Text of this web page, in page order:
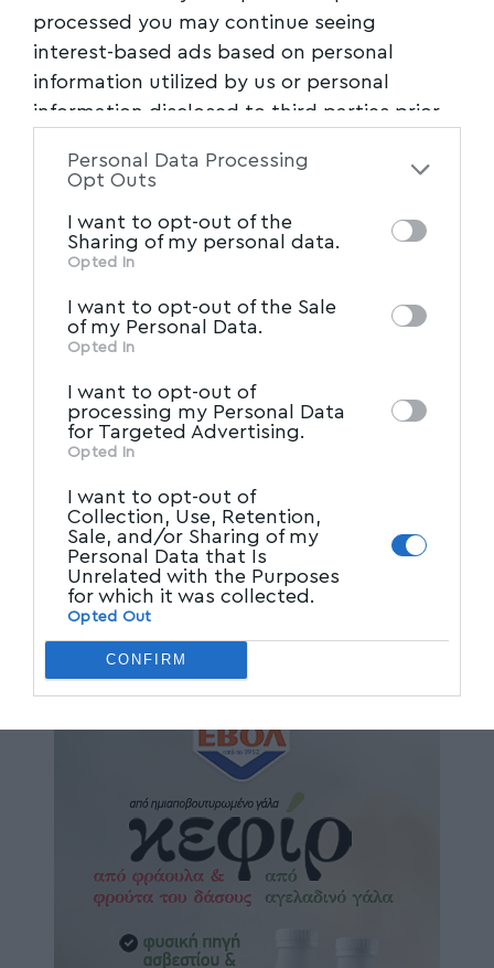
processed you may continue seeing
interest-based ads based on personal
information utilized by us or personal
information disclosed to third parties prior
of the further disclosure of your personal
of downstream participants. This
information may also be disclosed by us to
Participantsthat may further disclose it to
other third parties.
Personal Data Processing
Opt Outs
I want to opt-out of the
Sharing of my personal data.
Opted In
I want to opt-out of the Sale
of my Personal Data.
Opted In
I want to opt-out of
processing my Personal Data
for Targeted Advertising.
Opted In
I want to opt-out of
Collection, Use, Retention,
Sale, and/or Sharing of my
Personal Data that Is
Unrelated with the Purposes
for which it was collected.
Opted Out
CONFIRM